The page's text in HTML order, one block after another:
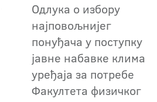
Одлука о избору
најповољнијег
понуђача у поступку
јавне набавке клима
уређаја за потребе
Факултета физичког